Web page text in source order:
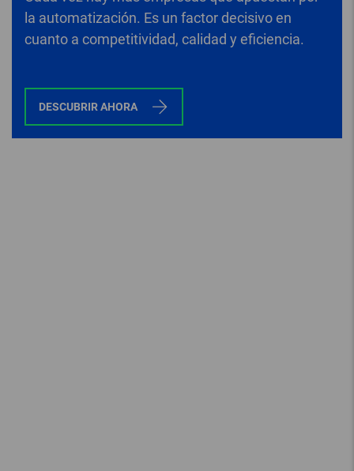
la automatización. Es un factor decisivo en
cuanto a competitividad, calidad y eficiencia.
DESCUBRIR AHORA